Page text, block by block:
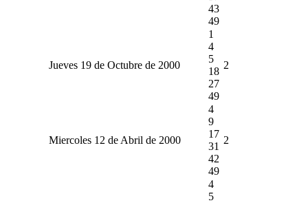
43
49
Jueves 19 de Octubre de 2000
1
4
5
18
27
49
2
Miercoles 12 de Abril de 2000
4
9
17
31
42
49
2
4
5